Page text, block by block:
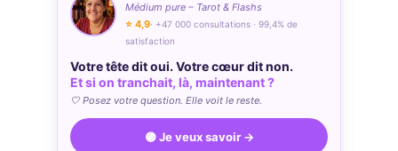
Médium pure – Tarot & Flashs
⭐ 4,9· +47 000 consultations · 99,4% de
satisfaction
Votre tête dit oui. Votre cœur dit non.
Et si on tranchait, là, maintenant ?
🤍 Posez votre question. Elle voit le reste.
🟣 Je veux savoir →